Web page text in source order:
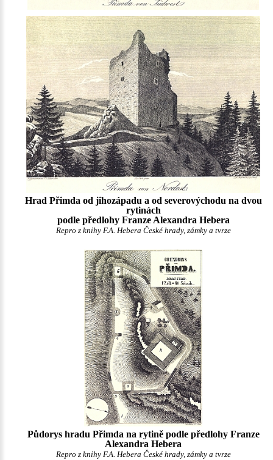
Hrad Přimda od jihozápadu a od severovýchodu na dvou
rytinách
podle předlohy Franze Alexandra Hebera
Repro z knihy F.A. Hebera České hrady, zámky a tvrze
Půdorys hradu Přimda na rytině podle předlohy Franze
Alexandra Hebera
Repro z knihy F.A. Hebera České hrady, zámky a tvrze